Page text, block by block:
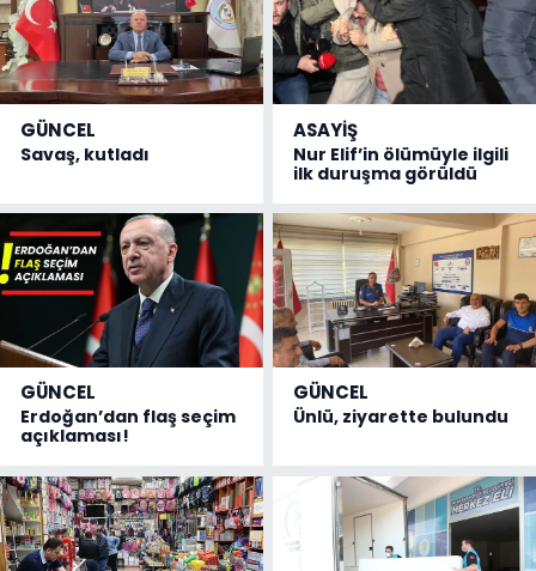
GÜNCEL
Savaş, kutladı
ASAYİŞ
Nur Elif’in ölümüyle ilgili
ilk duruşma görüldü
GÜNCEL
Erdoğan’dan flaş seçim
açıklaması!
GÜNCEL
Ünlü, ziyarette bulundu